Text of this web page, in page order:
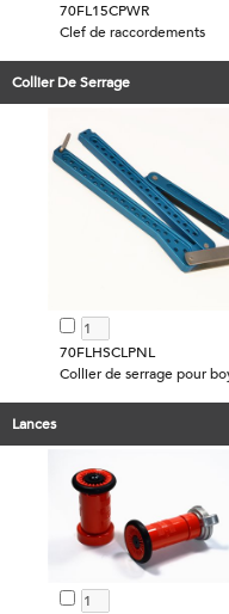
70FL15CPWR
Clef de raccordements
Collier De Serrage
70FLHSCLPNL
Collier de serrage pour
Lances